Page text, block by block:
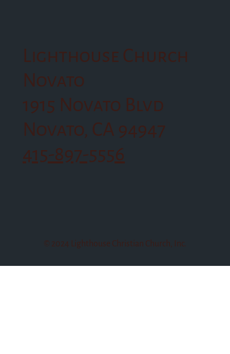
Lighthouse Church
Novato
1915 Novato Blvd
Novato, CA 94947
415-897-5556
© 2024 Lighthouse Christian Church, Inc.